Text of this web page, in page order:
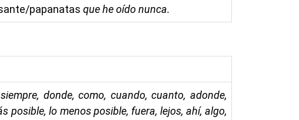
papanatas que he oído nunca.
donde, como, cuando, cuanto, adonde,
posible, lo menos posible, fuera, lejos, ahí, algo,